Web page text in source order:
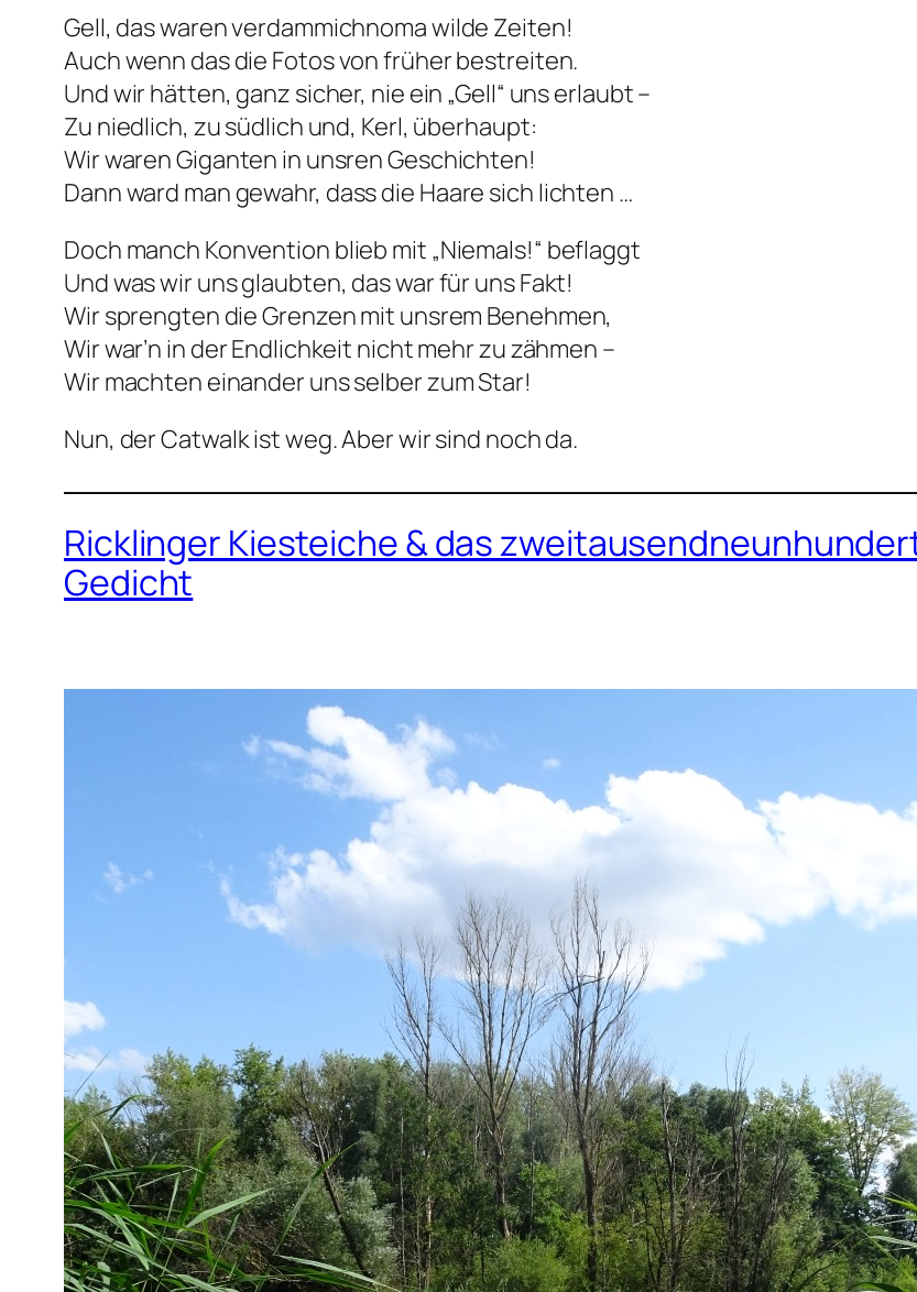
Gell, das waren verdammichnoma wilde Zeiten!
Auch wenn das die Fotos von früher bestreiten.
Und wir hätten, ganz sicher, nie ein „Gell“ uns erlaubt –
Zu niedlich, zu südlich und, Kerl, überhaupt:
Wir waren Giganten in unsren Geschichten!
Dann ward man gewahr, dass die Haare sich lichten …
Doch manch Konvention blieb mit „Niemals!“ beflaggt
Und was wir uns glaubten, das war für uns Fakt!
Wir sprengten die Grenzen mit unsrem Benehmen,
Wir war’n in der Endlichkeit nicht mehr zu zähmen –
Wir machten einander uns selber zum Star!
Nun, der Catwalk ist weg. Aber wir sind noch da.
Ricklinger Kiesteiche & das
Gedicht